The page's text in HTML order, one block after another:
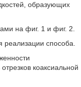
образующих
на фиг. 1 и фиг. 2.
реализации способа.
коаксиальной